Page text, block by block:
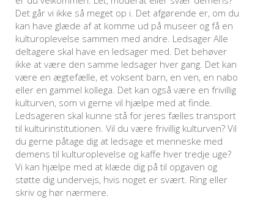
Det går vi ikke så meget op i. Det afgørende er, om du
kan have glæde af at komme ud på museer og få en
kulturoplevelse sammen med andre. Ledsager Alle
deltagere skal have en ledsager med. Det behøver
ikke at være den samme ledsager hver gang. Det kan
være en ægtefælle, et voksent barn, en ven, en nabo
eller en gammel kollega. Det kan også være en frivillig
kulturven, som vi gerne vil hjælpe med at finde.
Ledsageren skal kunne stå for jeres fælles transport
til kulturinstitutionen. Vil du være frivillig kulturven? Vil
du gerne påtage dig at ledsage et menneske med
demens til kulturoplevelse og kaffe hver tredje uge?
Vi kan hjælpe med at klæde dig på til opgaven og
støtte dig undervejs, hvis noget er svært. Ring eller
skriv og hør nærmere.